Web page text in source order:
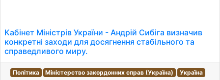
Кабінет Міністрів України - Андрій Сибіга визначив
конкретні заходи для досягнення стабільного та
справедливого миру.
Політика Міністерство закордонних справ (Україна) Україна